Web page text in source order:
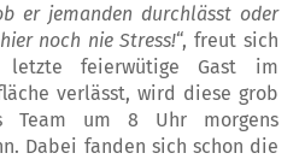
er jemanden durchlässt oder
hiernoch nie Stress!“, freut sich
feierwütige Gast im
verlässt, wird diese grob
Team um 8 Uhr morgens
Dabei fanden sich schon die